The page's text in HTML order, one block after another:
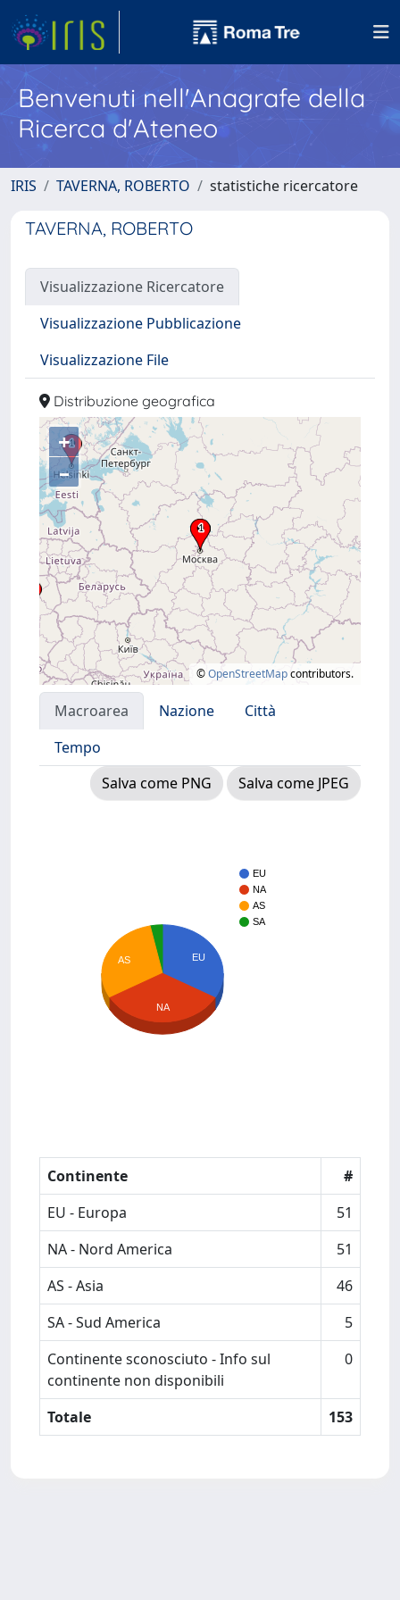
Benvenuti nell'Anagrafe della
Ricerca d'Ateneo
IRIS TAVERNA, ROBERTO statistiche ricercatore
TAVERNA, ROBERTO
Visualizzazione Ricercatore
Visualizzazione Pubblicazione
Visualizzazione File
Distribuzione geografica
+
–
©OpenStreetMapcontributors.
Macroarea Nazione
Città
Tempo
Salva come PNG
Salva come JPEG
EU
NA
AS
SA
EU
AS
NA
Continente
#
EU - Europa
51
NA - Nord America
51
AS - Asia
46
SA - Sud America
5
Continente sconosciuto - Info sul
continente non disponibili
0
Totale 153